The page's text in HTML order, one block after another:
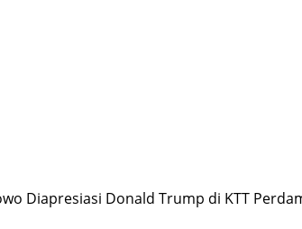
Diapresiasi Donald Trump di KTT